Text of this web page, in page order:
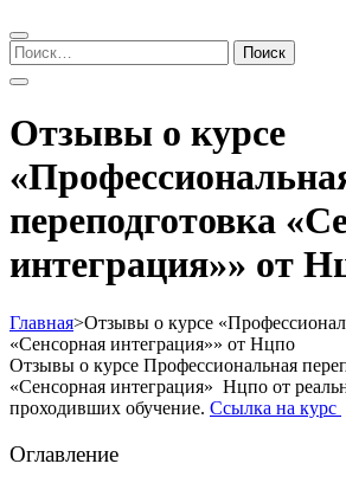
Найти:
Отзывы о курсе
переподготовка
интеграция»» от
Главная>Отзывы о курсе
«Сенсорная интеграция»» от Нцпо
Отзывы о курсе Профессиональная
«Сенсорная интеграция» Нцпо от
проходивших обучение. Ссылка на курс
Оглавление